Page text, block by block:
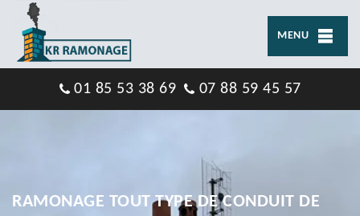
MENU
01 85 53 38 69 07 88 59 45 57
RAMONAGE TOUT TYPE DE CONDUIT DE